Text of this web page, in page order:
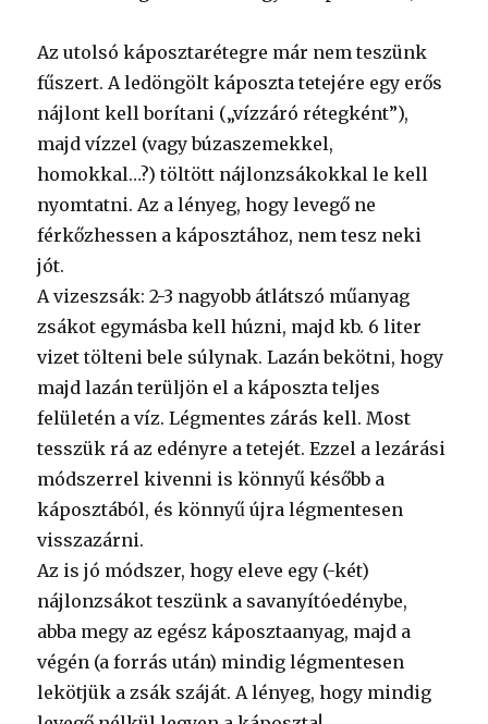
Az utolsó káposztarétegre már nem teszünk
fűszert. A ledöngölt káposzta tetejére egy erős
nájlont kell borítani („vízzáró rétegként”),
majd vízzel (vagy búzaszemekkel,
homokkal…?) töltött nájlonzsákokkal le kell
nyomtatni. Az a lényeg, hogy levegő ne
férkőzhessen a káposztához, nem tesz neki
jót.
A vizeszsák: 2-3 nagyobb átlátszó műanyag
zsákot egymásba kell húzni, majd kb. 6 liter
vizet tölteni bele súlynak. Lazán bekötni, hogy
majd lazán terüljön el a káposzta teljes
felületén a víz. Légmentes zárás kell. Most
tesszük rá az edényre a tetejét. Ezzel a lezárási
módszerrel kivenni is könnyű később a
káposztából, és könnyű újra légmentesen
visszazárni.
Az is jó módszer, hogy eleve egy (-két)
nájlonzsákot teszünk a savanyítóedénybe,
abba megy az egész káposztaanyag, majd a
végén (a forrás után) mindig légmentesen
lekötjük a zsák száját. A lényeg, hogy mindig